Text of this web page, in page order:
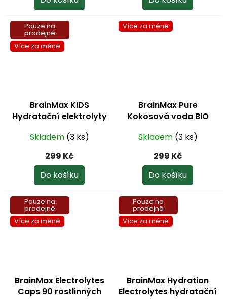
Pouze na
prodejně
Více za méně
BrainMax KIDS
Hydratační elektrolyty
Skladem (3 ks)
299 Kč
Do košíku
Více za méně
BrainMax Pure
Kokosová voda BIO
Skladem (3 ks)
299 Kč
Do košíku
Pouze na
prodejně
Více za méně
BrainMax Electrolytes
Caps 90 rostlinných
Pouze na
prodejně
Více za méně
BrainMax Hydration
Electrolytes hydratační